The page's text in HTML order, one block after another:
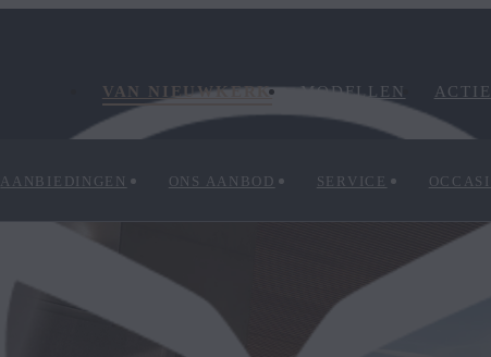
VAN NIEUWKERK MODELLEN
AANBIEDINGEN ONS AANBOD SERVICE